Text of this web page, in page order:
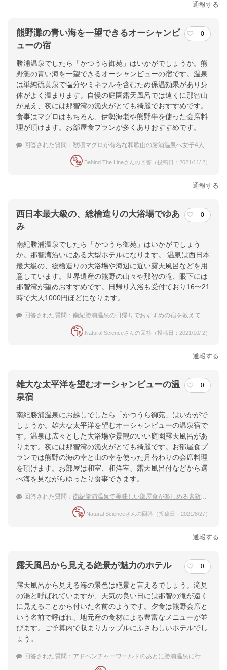
通報する
熊野灘の青い海を一望できるオーシャンビ
ューの宿
0
勝浦温泉でしたら「かつうら御苑」はいかがでしょうか。熊
野灘の青い海を一望できるオーシャンビューの宿です。温泉
は単純硫黄泉で塩分やミネラルを含むため保温効果があり身
体がよく温まります。自慢の庭園露天風呂では遠くに那智山
が見え、夜には那智湾の漁火がとても綺麗でおすすめです。
食事はマグロはもちろん、伊勢海老や熊野牛を使った会席料
理が頂けます。お部屋食プランが多くありおすすめです。
回答された質問： 秋頃マグロが有名な和歌山の勝浦温泉へ女子4人旅！オーシャンビュー等で女子旅が盛り上がる宿
Behind The Lineさんの回答（投稿日：2021/11/ 2）
通報する
西日本最大級の、総檜造りの大浴場でゆあ
み
0
南紀勝浦温泉でしたら「かつうら御苑」はいかがでしょう
か。那智湾沿いにある大型ホテルになります。 温泉は西日本
最大級の、総檜造りの大浴場や海辺に近い露天風呂などを用
意しています。世界遺産の熊野の山々や那智の滝、眼下には
那智湾が望めおすすめです。日帰り入浴も受付ており16〜21
時で大人1000円ほどになります。
回答された質問： 南紀勝浦温泉の日帰りでおすすめの宿を教えて
Natural Scienceさんの回答（投稿日：2021/10/ 2）
通報する
雄大な太平洋を望むオーシャンビューの温
泉宿
0
南紀勝浦温泉にお越しでしたら「かつうら御苑」はいかがで
しょうか。雄大な太平洋を望むオーシャンビューの温泉宿で
す。温泉は広々とした大浴場や景観のいい庭園露天風呂があ
ります。夜には那智湾の漁火がとても綺麗です。お部屋食プ
ランでは熊野の海の幸と山の幸を使った月替わりの会席料理
を頂けます。お部屋は和室、和洋室、露天風呂付などから選
べ海を見ながらゆったり食事できます。
回答された質問： 南紀勝浦温泉で美味しい部屋食が楽しめる素敵なお宿
Natural Scienceさんの回答（投稿日：2021/8/27）
通報する
露天風呂から見える絶景が魅力のホテル 0
露天風呂から見える海の景色は絶景と言えるでしょう。滝見
の湯と呼ばれていますが、天気の良い日には那智の滝が遠く
に見えることから付いた名前のようです。夕食は熊野会席と
いう名前で呼ばれ、地元産の食材による豊富なメニューが並
びます。ご予算内で収まりカップルにふさわしいホテルでし
ょう。
回答された質問： アドベンチャーワールドのあとに勝浦温泉に行きたい！カップル向きの絶景な温泉は？